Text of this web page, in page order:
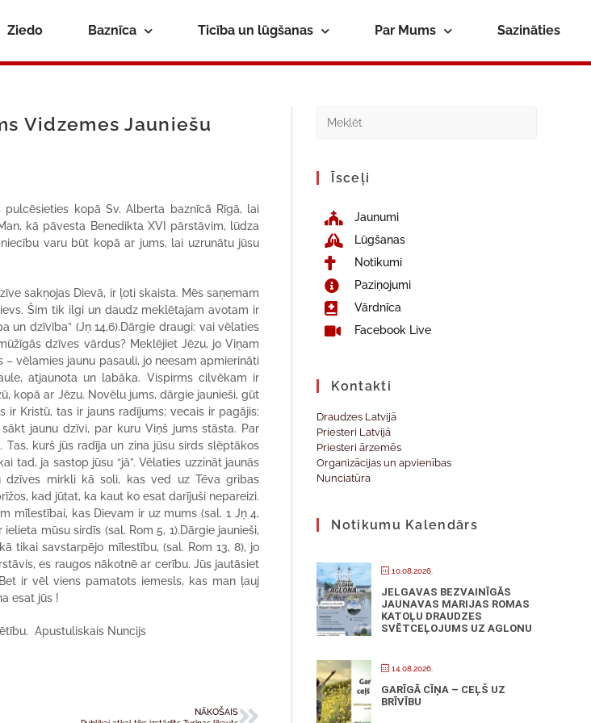
Ziedo Baznīca Ticība un lūgšanas Par Mums Sazināties
Vidzemes Jauniešu
kopā Sv. Alberta baznīcā Rīgā, lai
kā pāvesta Benedikta XVI pārstāvim, lūdza
varu būt kopā ar jums, lai uzrunātu jūsu
sakņojas Dievā, ir ļoti skaista. Mēs saņemam
Šim tik ilgi un daudz meklētajam avotam ir
dzīvība” (Jņ 14,6).Dārgie draugi: vai vēlaties
dzīves vārdus? Meklējiet Jēzu, jo Viņam
vēlamies jaunu pasauli, jo neesam apmierināti
atjaunota un labāka. Vispirms cilvēkam ir
kopā ar Jēzu. Novēlu jums, dārgie jaunieši, gūt
ir Kristū, tas ir jauns radījums; vecais ir pagājis;
jaunu dzīvi, par kuru Viņš jums stāsta. Par
Tas, kurš jūs radīja un zina jūsu sirds slēptākos
tad, ja sastop jūsu “jā”. Vēlaties uzzināt jaunās
dzīves mirkli kā soli, kas ved uz Tēva gribas
kad jūtat, ka kaut ko esat darījuši nepareizi.
mīlestībai, kas Dievam ir uz mums (sal. 1 Jņ 4,
mūsu sirdīs (sal. Rom 5, 1).Dārgie jaunieši,
tikai savstarpējo mīlestību, (sal. Rom 13, 8), jo
es raugos nākotnē ar cerību. Jūs jautāsiet
ir vēl viens pamatots iemesls, kas man ļauj
esat jūs !
Apustuliskais Nuncijs
NĀKOŠAIS
Īsceļi
Jaunumi
Lūgšanas
Notikumi
Paziņojumi
Vārdnīca
Facebook Live
Kontakti
Draudzes Latvijā
Priesteri Latvijā
Priesteri ārzemēs
Organizācijas un apvienības
Nunciatūra
Notikumu Kalendārs
10.08.2026.
JELGAVAS BEZVAINĪGĀS
JAUNAVAS MARIJAS ROMAS
KATOĻU DRAUDZES
SVĒTCEĻOJUMS UZ AGLONU
14.08.2026.
GARĪGĀ CĪŅA – CEĻŠ UZ
BRĪVĪBU